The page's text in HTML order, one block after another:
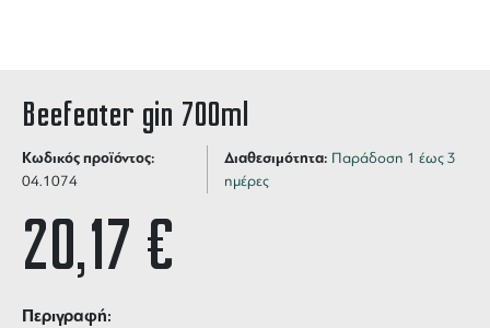
Beefeater gin 700ml
Κωδικός προϊόντος:
04.1074
Διαθεσιμότητα: Παράδοση 1 έως 3
ημέρες
20,17 €
Περιγραφή: